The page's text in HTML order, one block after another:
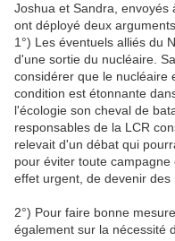
Joshua et Sandra, envoyés
ont déployé deux
1°) Les éventuels alliés du
d'une sortie du nucléaire.
considérer que le nucléaire
condition est étonnante
l'écologie son cheval de
responsables de la LCR
relevait d'un débat qui
pour éviter toute campagne
effet urgent, de devenir des
2°) Pour faire bonne
également sur la nécessité